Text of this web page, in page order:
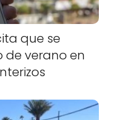
que se
verano en